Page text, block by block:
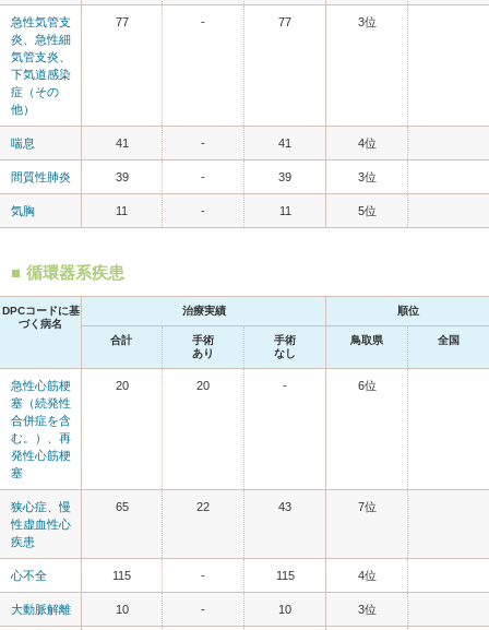
急性気管支
炎、急性細
気管支炎、
下気道感染
症（その
他）
77 - 77 3位
喘息 41 - 41 4位
間質性肺炎 39 - 39 3位
気胸 11 - 11 5位
循環器系疾患
DPCコードに基
づく病名
治療実績 順位
合計
手術
あり
手術
なし
鳥取県 全国
急性心筋梗
塞（続発性
合併症を含
む。）、再
発性心筋梗
塞
20 20 - 6位
狭心症、慢
性虚血性心
疾患
65 22 43 7位
心不全 115 - 115 4位
大動脈解離 10 - 10 3位